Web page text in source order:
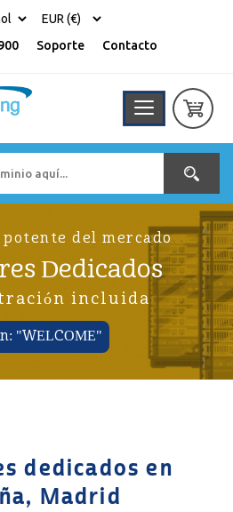
Soporte Contacto
potente del mercado
Dedicados
incluida
"WELCOME"
dedicados en
Madrid